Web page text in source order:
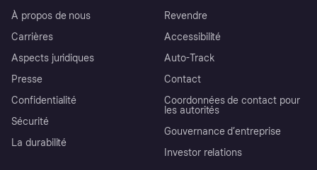
À propos de nous
Carrières
Aspects juridiques
Presse
Confidentialité
Sécurité
La durabilité
Revendre
Accessibilité
Auto-Track
Contact
Coordonnées de contact pour
les autorités
Gouvernance d’entreprise
Investor relations